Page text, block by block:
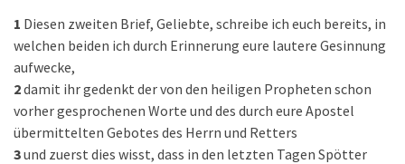
1 Diesen zweiten Brief, Geliebte, schreibe ich euch bereits, in
welchen beiden ich durch Erinnerung eure lautere Gesinnung
aufwecke,
2damit ihr gedenkt der von den heiligen Propheten schon
vorher gesprochenen Worte und des durch eure Apostel
übermittelten Gebotes des Herrn und Retters
3und zuerst dies wisst, dass in den letzten Tagen Spötter